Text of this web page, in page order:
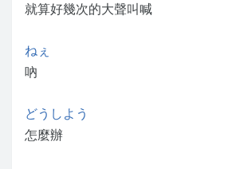
就算好幾次的大聲叫喊
ねぇ
吶
どうしよう
怎麼辦